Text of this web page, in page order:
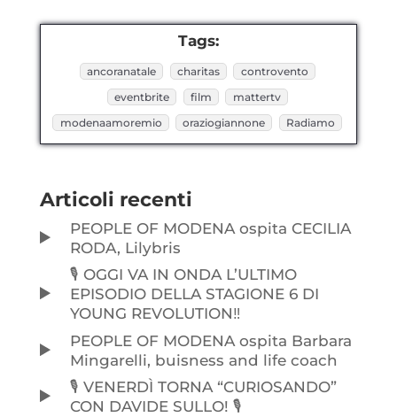
Tags:
ancoranatale charitas
controvento
eventbrite
film
mattertv
modenaamoremio
oraziogiannone Radiamo
Articoli recenti
PEOPLE OF MODENA ospita CECILIA
RODA, Lilybris
🎙️ OGGI VA IN ONDA L’ULTIMO
EPISODIO DELLA STAGIONE 6 DI
YOUNG REVOLUTION‼️
PEOPLE OF MODENA ospita Barbara
Mingarelli, buisness and life coach
🎙️ VENERDÌ TORNA “CURIOSANDO”
CON DAVIDE SULLO! 🎙️